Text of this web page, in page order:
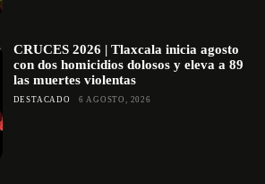
CRUCES 2026 | Tlaxcala inicia agosto
con dos homicidios dolosos y eleva a 89
las muertes violentas
DESTACADO 6 AGOSTO, 2026